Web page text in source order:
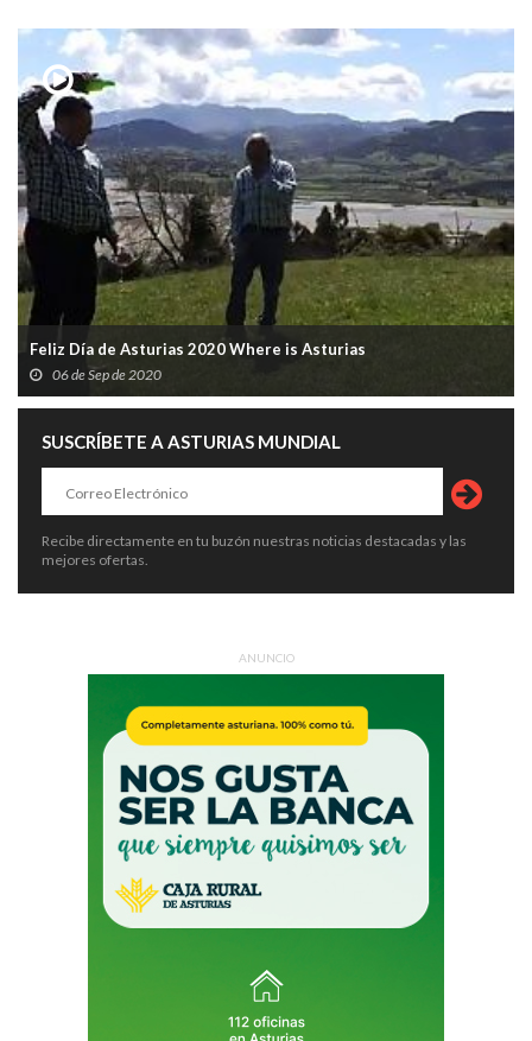
Feliz Día de Asturias 2020 Where is Asturias
06 de Sep de 2020
SUSCRÍBETE A ASTURIAS MUNDIAL
Recibe directamente en tu buzón nuestras noticias destacadas y las
mejores ofertas.
ANUNCIO